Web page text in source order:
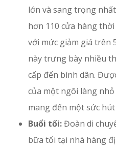
lớn và sang trọng
hơn 110 cửa hàng
với mức giảm giá trên
này trưng bày nhiều
cấp đến bình dân.
của một ngôi làng nhỏ
mang đến một sức
Buổi tối:Đoàn di
bữa tối tại nhà hàng